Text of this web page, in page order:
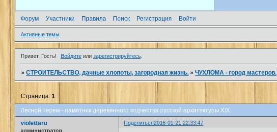
Форум Участники Правила Поиск Регистрация Войти
Активные темы
Привет, Гость! Войдитеили зарегистрируйтесь.
»СТРОИТЕЛЬСТВО, дачные хлопоты, загородная жизнь. »ЧУХЛОМА - город мастеров.
Лесной терем - памятник деревянного зодчества русской архитектуры XIX
Страница:1
Поделиться2016-01-21 22:33:47
violettaru
администратор